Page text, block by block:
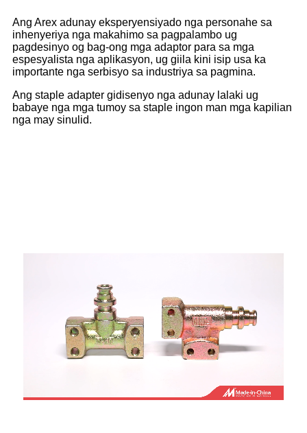
Ang Arex adunay eksperyensiyado nga personahe sa
inhenyeriya nga makahimo sa pagpalambo ug
pagdesinyo og bag-ong mga adaptor para sa mga
espesyalista nga aplikasyon, ug giila kini isip usa ka
importante nga serbisyo sa industriya sa pagmina.
Ang staple adapter gidisenyo nga adunay lalaki ug
babaye nga mga tumoy sa staple ingon man mga kapilian
nga may sinulid.